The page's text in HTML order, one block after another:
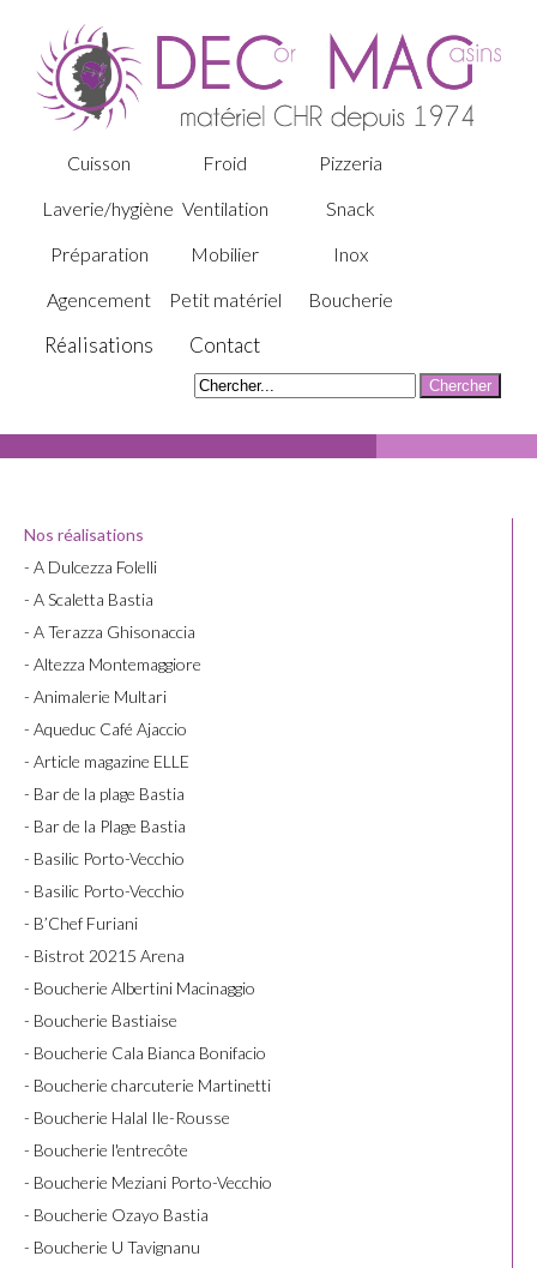
Cuisson Froid
Pizzeria
Laverie/hygiène Ventilation
Snack
Préparation
Mobilier
Inox
Agencement
Petit matériel Boucherie
Réalisations Contact
Nos réalisations
- A Dulcezza Folelli
- A Scaletta Bastia
- A Terazza Ghisonaccia
- Altezza Montemaggiore
- Animalerie Multari
- Aqueduc Café Ajaccio
- Article magazine ELLE
- Bar de la plage Bastia
- Bar de la Plage Bastia
- Basilic Porto-Vecchio
- Basilic Porto-Vecchio
- B’Chef Furiani
- Bistrot 20215 Arena
- Boucherie Albertini Macinaggio
- Boucherie Bastiaise
- Boucherie Cala Bianca Bonifacio
- Boucherie charcuterie Martinetti
- Boucherie Halal Ile-Rousse
- Boucherie l'entrecôte
- Boucherie Meziani Porto-Vecchio
- Boucherie Ozayo Bastia
- Boucherie U Tavignanu